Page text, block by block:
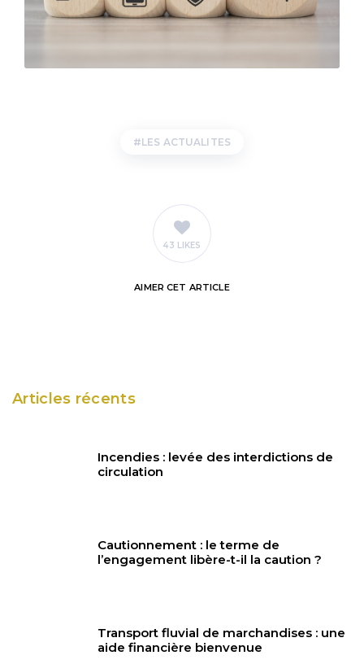
LES ACTUALITES
43 LIKES
AIMER CET ARTICLE
Articles récents
Incendies : levée des interdictions de
circulation
Cautionnement : le terme de
l’engagement libère-t-il la caution ?
Transport fluvial de marchandises : une
aide financière bienvenue